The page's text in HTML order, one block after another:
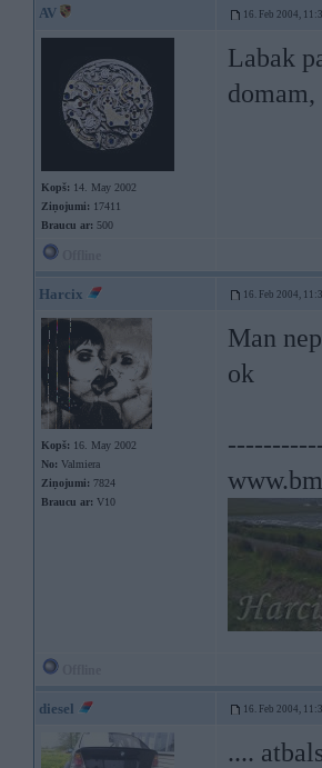
AV 16. Feb 2004,
Kopš: 14. May 2002
Ziņojumi: 17411
Braucu ar: 500
Labak
Harcix 16. Feb 2004,
Kopš: 16. May 2002
No: Valmiera
Ziņojumi: 7824
Braucu ar: V10
Man
ok
diesel 16. Feb 2004,
....